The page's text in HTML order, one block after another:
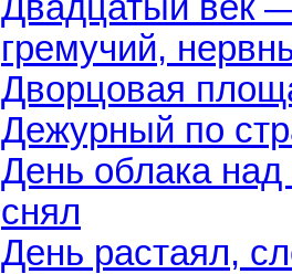
Двадцатый век
гремучий,
Дворцовая
Дежурный по
День облака
снял
День растаял,